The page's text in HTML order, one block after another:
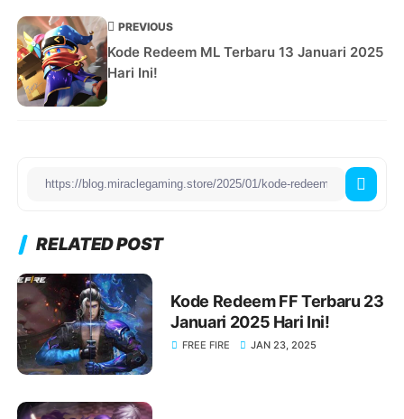
PREVIOUS
Kode Redeem ML Terbaru 13 Januari 2025
Hari Ini!
RELATED POST
Kode Redeem FF Terbaru 23
Januari 2025 Hari Ini!
FREE FIRE JAN 23, 2025